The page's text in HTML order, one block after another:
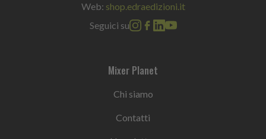
Web: shop.edraedizioni.it
Seguici su
Mixer Planet
Chi siamo
Contatti